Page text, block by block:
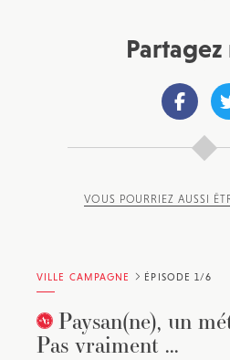
VOUS POURRIEZ AUSSI
VILLE CAMPAGNE ÉPISODE 1/6
Paysan(ne), un
Pas vraiment ...